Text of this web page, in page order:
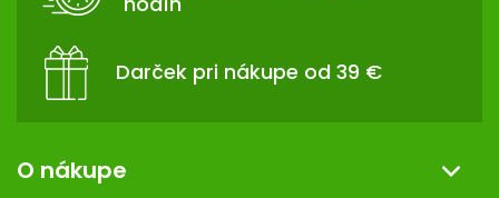
v
y
Darček pri nákupe od 39 €
O nákupe